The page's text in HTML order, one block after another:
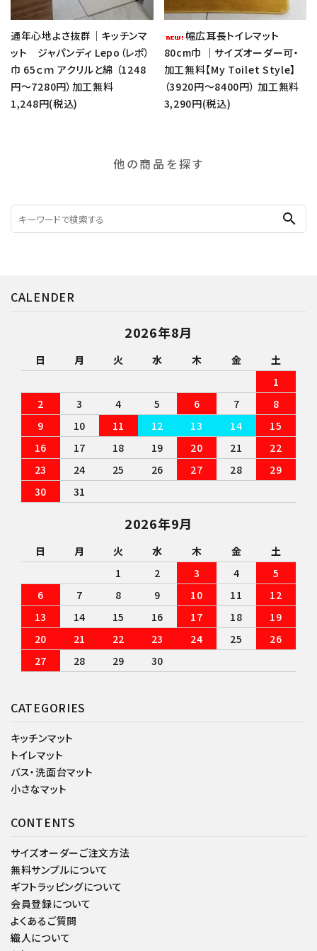
通年心地よさ抜群｜キッチンマ
ット ジャパンディ Lepo（レポ）
巾 65ｃｍ アクリルと綿 （1248
円～7280円）加工無料
1,248円(税込)
幅広耳長トイレマット
80cm巾 ｜サイズオーダー可・
加工無料【My Toilet Style】
（3920円～8400円） 加工無料
3,290円(税込)
他の商品を探す
search
CATEGORIES
キッチンマット
トイレマット
バス・洗面台マット
小さなマット
CONTENTS
サイズオーダーご注文方法
無料サンプルについて
ギフトラッピングについて
会員登録について
よくあるご質問
織人について
CALENDER
2026年8月
日 月 火 水 木 金
土
1
2
3 4 5 6 7
8
9
10 11 12 13 14
15
16
17 18 19 20 21
22
23
24 25 26 27 28
29
30
31
2026年9月
日 月 火 水 木 金
土
1
2 3 4
5
6
7 8 9 10 11
12
13
14 15 16 17 18
19
20
21 22 23 24 25
26
27
28 29 30